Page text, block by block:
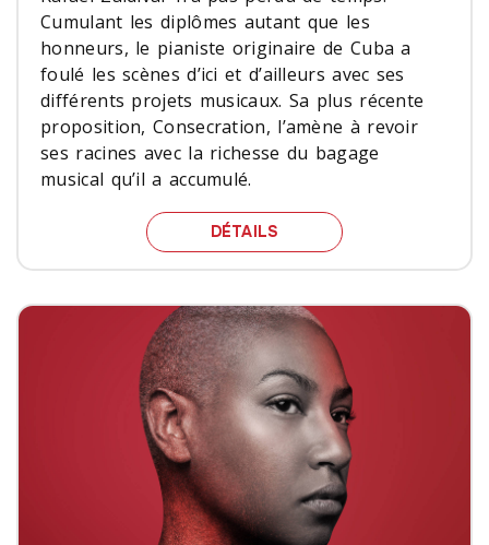
Cumulant les diplômes autant que les
honneurs, le pianiste originaire de Cuba a
foulé les scènes d’ici et d’ailleurs avec ses
différents projets musicaux. Sa plus récente
proposition, Consecration, l’amène à revoir
ses racines avec la richesse du bagage
musical qu’il a accumulé.
DÉTAILS RAFAEL ZALDIVAR EN 5